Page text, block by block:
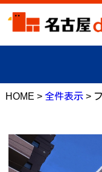
HOME > 全件表示>
駅名から探す
地図から探す